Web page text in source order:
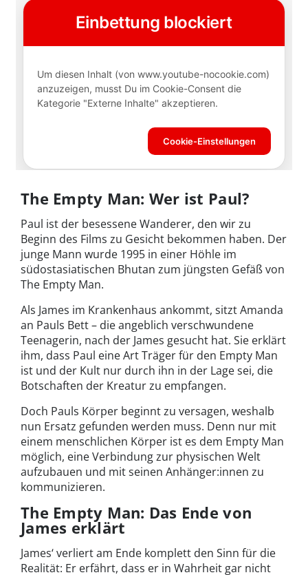
The Empty Man: Wer ist Paul?
Paul ist der besessene Wanderer, den wir zu
Beginn des Films zu Gesicht bekommen haben. Der
junge Mann wurde 1995 in einer Höhle im
südostasiatischen Bhutan zum jüngsten Gefäß von
The Empty Man.
Als James im Krankenhaus ankommt, sitzt Amanda
an Pauls Bett – die angeblich verschwundene
Teenagerin, nach der James gesucht hat. Sie erklärt
ihm, dass Paul eine Art Träger für den Empty Man
ist und der Kult nur durch ihn in der Lage sei, die
Botschaften der Kreatur zu empfangen.
Doch Pauls Körper beginnt zu versagen, weshalb
nun Ersatz gefunden werden muss. Denn nur mit
einem menschlichen Körper ist es dem Empty Man
möglich, eine Verbindung zur physischen Welt
aufzubauen und mit seinen Anhänger:innen zu
kommunizieren.
The Empty Man: Das Ende von
James erklärt
James‘ verliert am Ende komplett den Sinn für die
Realität: Er erfährt, dass er in Wahrheit gar nicht